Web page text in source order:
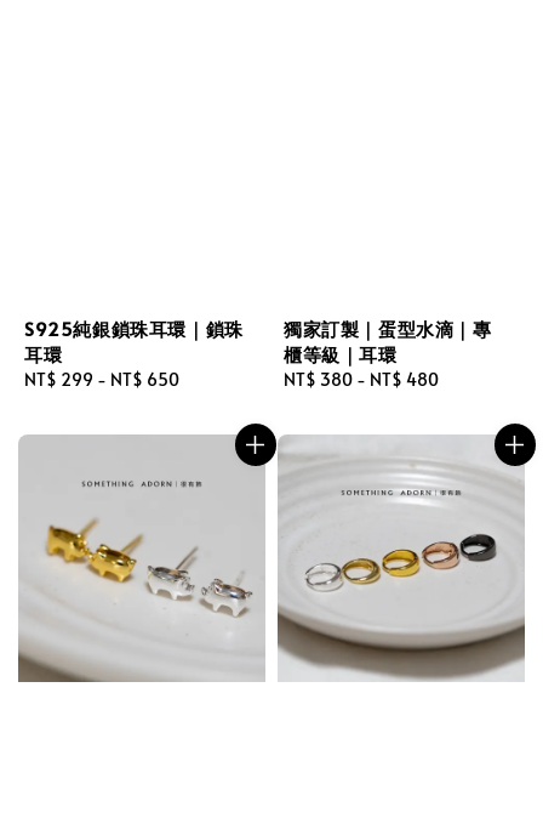
S925純銀鎖珠耳環｜鎖珠
耳環
Regular
NT$ 299 - NT$ 650
獨家訂製｜蛋型水滴｜專
櫃等級｜耳環
Regular
NT$ 380 - NT$ 480